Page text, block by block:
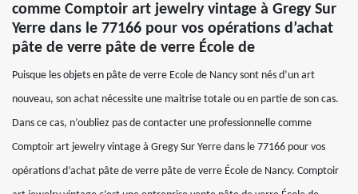
comme Comptoir art jewelry vintage à Gregy Sur
Yerre dans le 77166 pour vos opérations d’achat
pâte de verre pâte de verre École de
Puisque les objets en pâte de verre Ecole de Nancy sont nés d’un art
nouveau, son achat nécessite une maitrise totale ou en partie de son cas.
Dans ce cas, n’oubliez pas de contacter une professionnelle comme
Comptoir art jewelry vintage à Gregy Sur Yerre dans le 77166 pour vos
opérations d’achat pâte de verre pâte de verre École de Nancy. Comptoir